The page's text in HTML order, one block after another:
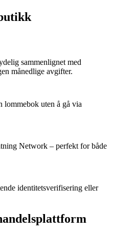
sammenlignet med
månedlige avgifter.
lommebok uten å gå via
Network – perfekt for både
identitetsverifisering eller